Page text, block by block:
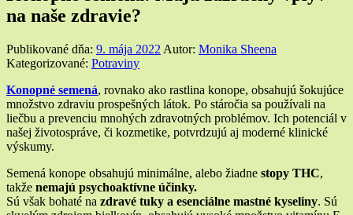
na naše zdravie?
Publikované dňa: 9. mája 2022 Autor: Monika Sheena
Kategorizované: Potraviny
Konopné semená, rovnako ako rastlina konope, obsahujú šokujúce
množstvo zdraviu prospešných látok. Po stáročia sa používali na
liečbu a prevenciu mnohých zdravotných problémov. Ich potenciál v
našej životospráve, či kozmetike, potvrdzujú aj moderné klinické
výskumy.
Semená konope obsahujú minimálne, alebo žiadne stopy THC,
takže nemajú psychoaktívne účinky.
Sú však bohaté na zdravé tuky a esenciálne mastné kyseliny. Sú